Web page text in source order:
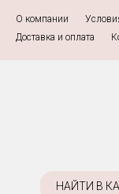
О компании
Доставка и оплата
НАЙТИ В